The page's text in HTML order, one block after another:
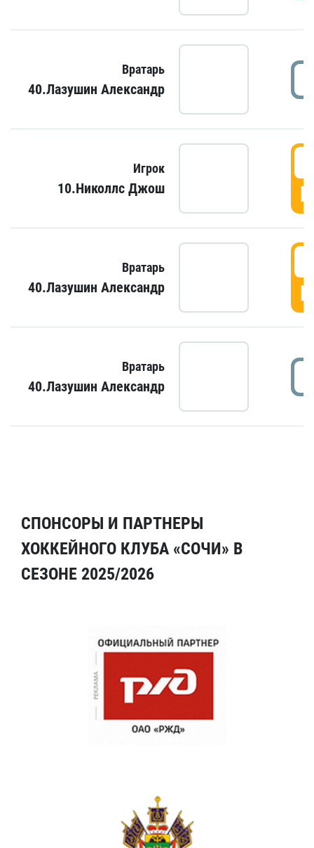
Вратарь
40.Лазушин Александр
Игрок
10.Николлс Джош
Вратарь
40.Лазушин Александр
Вратарь
40.Лазушин Александр
СПОНСОРЫ И ПАРТНЕРЫ
ХОККЕЙНОГО КЛУБА «СОЧИ» В
СЕЗОНЕ 2025/2026